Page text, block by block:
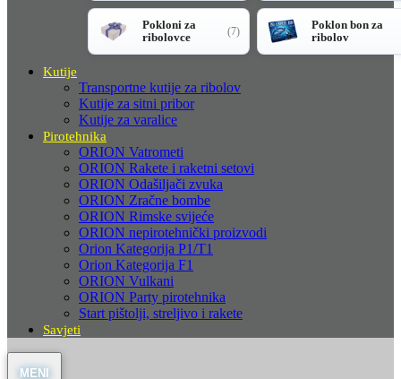
Pokloni za
ribolovce
(7)
Poklon bon za
ribolov
Kutije
Transportne kutije za ribolov
Kutije za sitni pribor
Kutije za varalice
Pirotehnika
ORION Vatrometi
ORION Rakete i raketni setovi
ORION Odašiljači zvuka
ORION Zračne bombe
ORION Rimske svijeće
ORION nepirotehnički proizvodi
Orion Kategorija P1/T1
Orion Kategorija F1
ORION Vulkani
ORION Party pirotehnika
Start pištolji, streljivo i rakete
Savjeti